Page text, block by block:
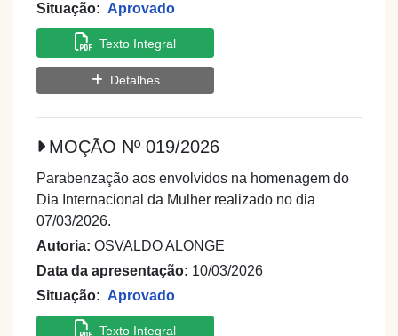
Situação: Aprovado
Texto Integral
Detalhes
MOÇÃO Nº 019/2026
Parabenzação aos envolvidos na homenagem do
Dia Internacional da Mulher realizado no dia
07/03/2026.
Autoria: OSVALDO ALONGE
Data da apresentação: 10/03/2026
Situação: Aprovado
Texto Integral